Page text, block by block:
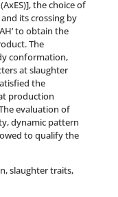
the choice of
its crossing by
to obtain the
The
conformation,
at slaughter
the
production
evaluation of
dynamic pattern
to qualify the
slaughter traits,